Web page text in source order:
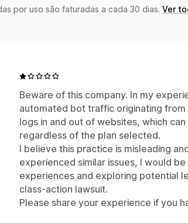
por uso são faturadas a cada 30 dias. Ver
Beware of this company. In my
automated bot traffic originating
logs in and out of websites, which
regardless of the plan selected.
I believe this practice is misleading
experienced similar issues, I would
experiences and exploring potential
class-action lawsuit.
Please share your experience if you